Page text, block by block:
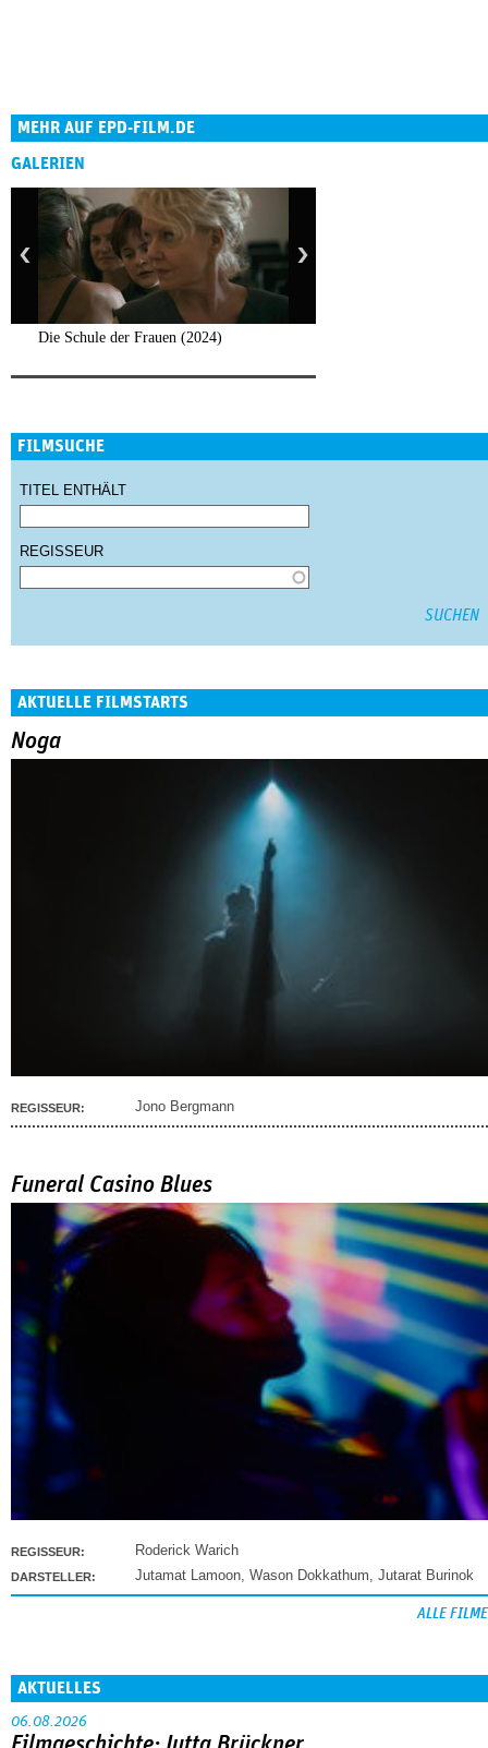
MEHR AUF EPD-FILM.DE
GALERIEN
Die Schule der Frauen (2024)
FILMSUCHE
TITEL ENTHÄLT
REGISSEUR
AKTUELLE FILMSTARTS
Noga
REGISSEUR: Jono Bergmann
Funeral Casino Blues
REGISSEUR: Roderick Warich
DARSTELLER: Jutamat Lamoon, Wason Dokkathum, Jutarat Burinok
ALLE FILME
AKTUELLES
06.08.2026